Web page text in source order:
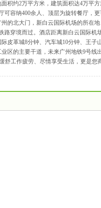
积约2万平方米，建筑面积达4万平
可容纳400余人、顶层为旋转餐厅，
的北大门，新白云国际机场的所在
路穿境而过。酒店距离新白云国际机
皮革城8分钟、汽车城10分钟、王
区的主要干道，未来广州地铁9号
舒工作疲劳、尽情享受生活，更是